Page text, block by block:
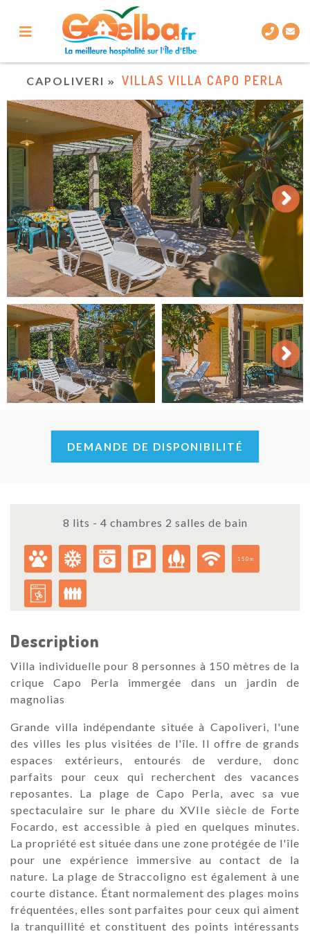
CAPOLIVERI VILLAS VILLA CAPO PERLA
Next
Next
DEMANDE DE DISPONIBILITÉ
8 lits - 4 chambres 2 salles de bain
150m
Description
Villa individuelle pour 8 personnes à 150 mètres de la
crique Capo Perla immergée dans un jardin de
magnolias
Grande villa indépendante située à Capoliveri, l'une
des villes les plus visitées de l'île. Il offre de grands
espaces extérieurs, entourés de verdure, donc
parfaits pour ceux qui recherchent des vacances
reposantes. La plage de Capo Perla, avec sa vue
spectaculaire sur le phare du XVIIe siècle de Forte
Focardo, est accessible à pied en quelques minutes.
La propriété est située dans une zone protégée de l'île
pour une expérience immersive au contact de la
nature. La plage de Straccoligno est également à une
courte distance. Étant normalement des plages moins
fréquentées, elles sont parfaites pour ceux qui aiment
la tranquillité et constituent des points intéressants